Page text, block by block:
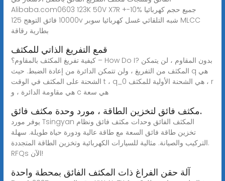
Alibaba.com0603 123K 50V X7R +-10% جميع حجم كهربائيا
10000 فائق التوهج 125v شبه التلقائي غسل كهربائيا سوبر MLCC
بطارية رقاقة
قمع التفريغ الذاتي للمكثف
كيفية تفريغ المكثف بالمقاوم؟ – How Do I? بدون المقاوم ، لن يتمكن
المكثف من التفريغ ، ولن تتمكن الدائرة من إعادة الضبط. حيث q هي
الشحنة على المكثف في الوقت t ، q_0 هي الشحنة الأولية للمكثف ، r
هي مقاومة الدائرة ، و c هي سعة
مكثف فائق لتخزين الطاقة ، مورد وحدة مكثف فائق.
يوفر مورد Tsingyan المكثف الفائق وحدات مكثف فائق ونظام
تخزين طاقة فائق السعة مع طاقة عالية ودورة حياة طويلة. سهلة
التركيب والصيانة. مثالية للسيارات الكهربائية وتخزين الطاقة المتجددة.
RFQs الآن!
آلة حقن الفراغ ذات المكثف الفائق بمحطة واحدة